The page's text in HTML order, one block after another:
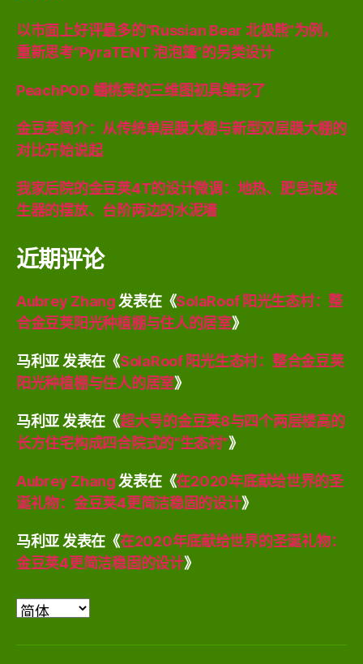
以市面上好评最多的“Russian Bear 北极熊”为例，
重新思考“PyraTENT 泡泡篷”的另类设计
PeachPOD 蟠桃荚的三维图初具雏形了
金豆荚简介：从传统单层膜大棚与新型双层膜大棚的
对比开始说起
我家后院的金豆荚4T的设计微调：地热、肥皂泡发
生器的摆放、台阶两边的水泥墙
近期评论
Aubrey Zhang发表在《SolaRoof 阳光生态村：整
合金豆荚阳光种植棚与住人的居室》
马利亚发表在《SolaRoof 阳光生态村：整合金豆荚
阳光种植棚与住人的居室》
马利亚发表在《超大号的金豆荚8与四个两层楼高的
长方住宅构成四合院式的“生态村”》
Aubrey Zhang发表在《在2020年底献给世界的圣
诞礼物：金豆荚4更简洁稳固的设计》
马利亚发表在《在2020年底献给世界的圣诞礼物：
金豆荚4更简洁稳固的设计》
选
语